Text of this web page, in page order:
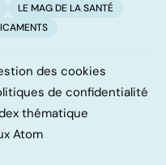
LE MAG DE LA SANTÉ
des cookies
de confidentialité
thématique
Atom